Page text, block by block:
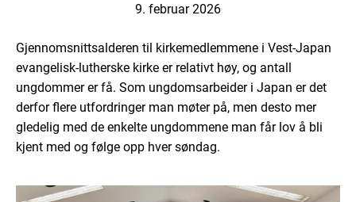
9. februar 2026
Gjennomsnittsalderen til kirkemedlemmene i Vest-Japan
evangelisk-lutherske kirke er relativt høy, og antall
ungdommer er få. Som ungdomsarbeider i Japan er det
derfor flere utfordringer man møter på, men desto mer
gledelig med de enkelte ungdommene man får lov å bli
kjent med og følge opp hver søndag.